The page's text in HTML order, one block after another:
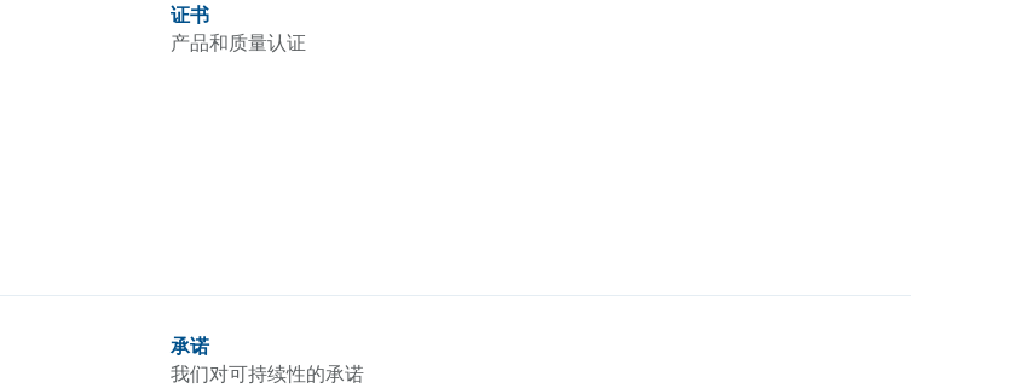
证书
产品和质量认证
承诺
我们对可持续性的承诺